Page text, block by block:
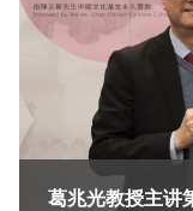
葛兆光教授主讲